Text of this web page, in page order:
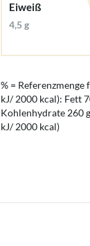
Eiweiß
4,5 g
% =
kJ/ 2000 kcal): Fett
Kohlenhydrate 260
kJ/ 2000 kcal)